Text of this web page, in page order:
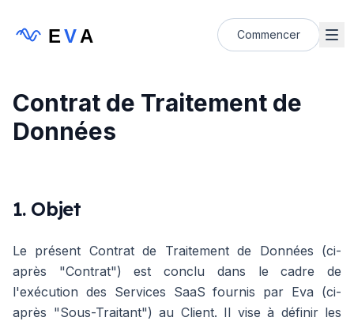
EVA Commencer
Contrat de Traitement de
Données
1. Objet
Le présent Contrat de Traitement de Données (ci-
après "Contrat") est conclu dans le cadre de
l'exécution des Services SaaS fournis par Eva (ci-
après "Sous-Traitant") au Client. Il vise à définir les